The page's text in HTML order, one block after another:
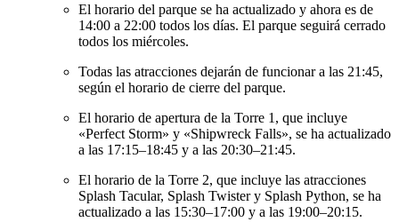
El horario del parque se ha actualizado y ahora es de
14:00 a 22:00 todos los días. El parque seguirá cerrado
todos los miércoles.
Todas las atracciones dejarán de funcionar a las 21:45,
según el horario de cierre del parque.
El horario de apertura de la Torre 1, que incluye
«Perfect Storm» y «Shipwreck Falls», se ha actualizado
a las 17:15–18:45 y a las 20:30–21:45.
El horario de la Torre 2, que incluye las atracciones
Splash Tacular, Splash Twister y Splash Python, se ha
actualizado a las 15:30–17:00 y a las 19:00–20:15.